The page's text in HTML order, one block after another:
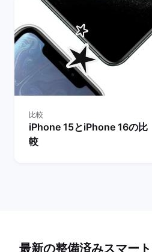
比較
iPhone 15とiPhone 16の比
較
最新の整備済みスマー